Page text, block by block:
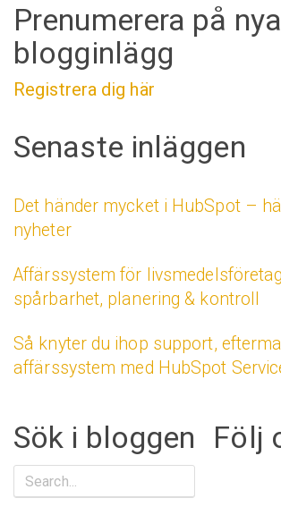
Prenumerera på nya
blogginlägg
Registrera dig här
Senaste inläggen
Det händer mycket i HubSpot –
nyheter
Affärssystem för
spårbarhet, planering & kontroll
Så knyter du ihop support,
affärssystem med HubSpot
Sök i bloggen Följ